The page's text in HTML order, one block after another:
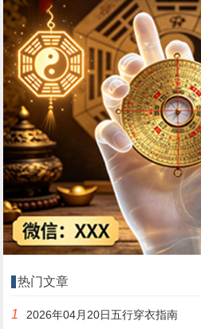
热门文章
1 2026年04月20日五行穿衣指南